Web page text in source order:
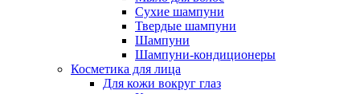
Сухие шампуни
Твердые шампуни
Шампуни
Шампуни-кондиционеры
Косметика для лица
Для кожи вокруг глаз